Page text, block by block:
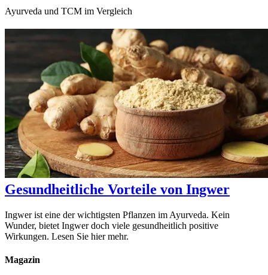
Ayurveda und TCM im Vergleich
Gesundheitliche Vorteile von Ingwer
Ingwer ist eine der wichtigsten Pflanzen im Ayurveda. Kein
Wunder, bietet Ingwer doch viele gesundheitlich positive
Wirkungen. Lesen Sie hier mehr.
Magazin